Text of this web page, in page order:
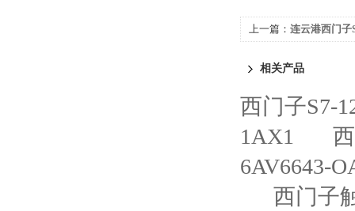
上一篇： 连云港西门子
相关产品
西门子S7-
1AX1
6AV6643-
西门子